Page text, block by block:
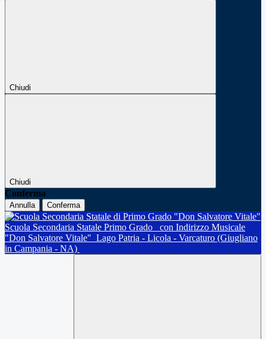
Chiudi
Chiudi
Conferma
Annulla Conferma
Scuola Secondaria Statale Primo Grado
con Indirizzo Musicale
"Don Salvatore Vitale" Lago Patria - Licola - Varcaturo (Giugliano
in Campania - NA)